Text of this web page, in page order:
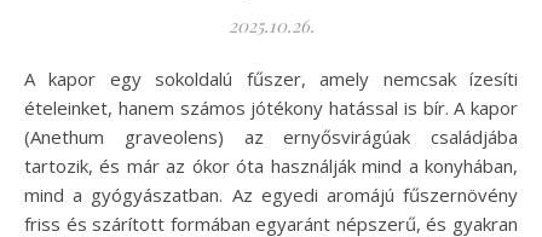
2025.10.26.
A kapor egy sokoldalú fűszer, amely nemcsak ízesíti
ételeinket, hanem számos jótékony hatással is bír. A kapor
(Anethum graveolens) az ernyősvirágúak családjába
tartozik, és már az ókor óta használják mind a konyhában,
mind a gyógyászatban. Az egyedi aromájú fűszernövény
friss és szárított formában egyaránt népszerű, és gyakran